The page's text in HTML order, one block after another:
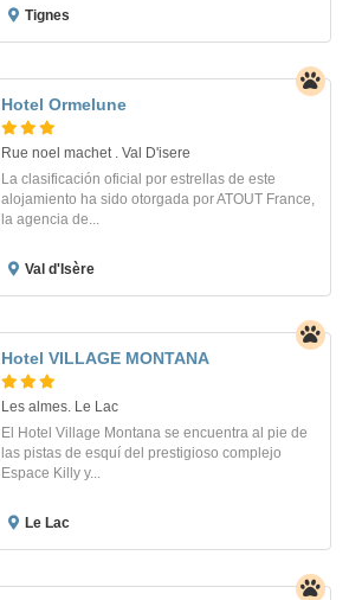
Tignes
Hotel Ormelune
Rue noel machet . Val D'isere
La clasificación oficial por estrellas de este
alojamiento ha sido otorgada por ATOUT France,
la agencia de...
Val d'Isère
Hotel VILLAGE MONTANA
Les almes. Le Lac
El Hotel Village Montana se encuentra al pie de
las pistas de esquí del prestigioso complejo
Espace Killy y...
Le Lac